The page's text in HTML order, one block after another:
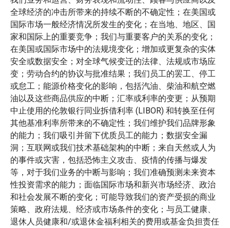
全球经济的冲击所带来的持续不断的不确定性；在美国或
国际市场一般经济情况所发生的变化；在当地、地区、国
家和国际上的重要竞争；我们与重要客户的关系的变化；
在美国或国际市场中的法规境变化；增加或更复杂的实体
安全或数据安全；对全球气候变迁的法律、法规或市场应
变；劳动合约的协议与批准结果；我们员工的罢工、停工
或怠工；能源价格变化的影响，包括汽油、柴油和航空燃
油以及这些商品供应的中断；汇率或利率的变更；从预期
中止使用的伦敦银行同业拆借利率 (LIBOR) 和转换至任何
其他基准利率所带来的不确定性；我们维护我们品牌形象
的能力；我们吸引并留下优质员工的能力；数据安全漏
洞；互联网或我们技术基础架构的中断；来自天然或人为
的事件或灾害，包括恐怖主义攻击、疫情的传播与爆发
等，对于我们业务的中断与影响；我们准确预测未来资本
性投资需求的能力；面临国际市场和新兴市场经济、政治
和社会发展不断的变化；可能导致我们的资产受损的商业
策略、政府法规、经济或市场条件的变化；与员工健康、
退休人员健康和/或退休金福利相关的费用或基金负担责任